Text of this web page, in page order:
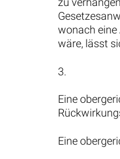
wonach
wäre, lässt
3.
Eine
Eine